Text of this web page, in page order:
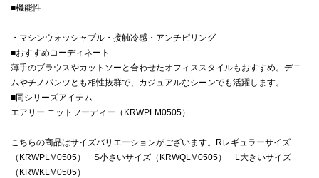
■機能性
・マシンウォッシャブル・接触冷感・アンチピリング
■おすすめコーディネート
薄手のブラウスやカットソーと合わせたオフィススタイルもおすすめ。デニ
ムやチノパンツとも相性抜群で、カジュアルなシーンでも活躍します。
■同シリーズアイテム
エアリー ニットフーディー（KRWPLM0505）
こちらの商品はサイズバリエーションがございます。Rレギュラーサイズ
（KRWPLM0505） S小さいサイズ（KRWQLM0505） L大きいサイズ
（KRWKLM0505）